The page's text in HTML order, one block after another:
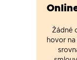
Žádné
hovor